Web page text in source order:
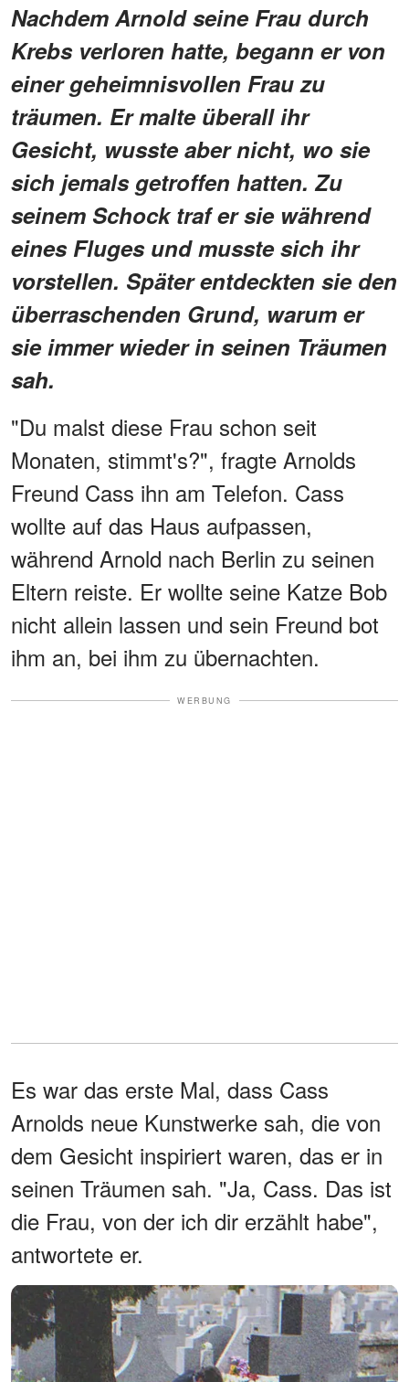
Nachdem Arnold seine Frau durch
Krebs verloren hatte, begann er von
einer geheimnisvollen Frau zu
träumen. Er malte überall ihr
Gesicht, wusste aber nicht, wo sie
sich jemals getroffen hatten. Zu
seinem Schock traf er sie während
eines Fluges und musste sich ihr
vorstellen. Später entdeckten sie den
überraschenden Grund, warum er
sie immer wieder in seinen Träumen
sah.
"Du malst diese Frau schon seit
Monaten, stimmt's?", fragte Arnolds
Freund Cass ihn am Telefon. Cass
wollte auf das Haus aufpassen,
während Arnold nach Berlin zu seinen
Eltern reiste. Er wollte seine Katze Bob
nicht allein lassen und sein Freund bot
ihm an, bei ihm zu übernachten.
WERBUNG
Es war das erste Mal, dass Cass
Arnolds neue Kunstwerke sah, die von
dem Gesicht inspiriert waren, das er in
seinen Träumen sah. "Ja, Cass. Das ist
die Frau, von der ich dir erzählt habe",
antwortete er.